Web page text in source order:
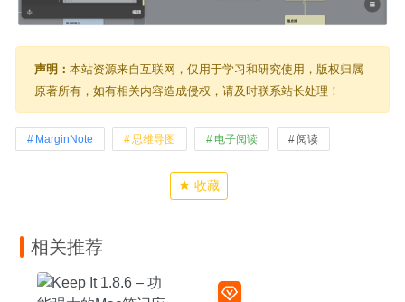
声明： 本站资源来自互联网，仅用于学习和研究使用，版权归属
原著所有，如有相关内容造成侵权，请及时联系站长处理！
MarginNote 思维导图 电子阅读 阅读
收藏
相关推荐